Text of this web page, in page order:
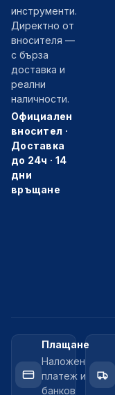
инструменти.
Директно от
вносителя —
с бърза
доставка и
реални
наличности.
Официален
вносител ·
Доставка
до 24ч · 14
дни
връщане
Плащане
Наложен
платеж и
банков